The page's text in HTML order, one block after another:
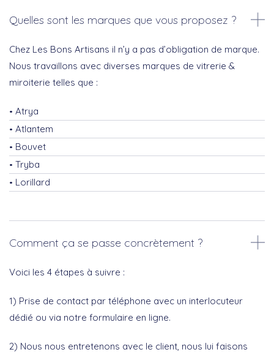
Quelles sont les marques que vous proposez ?
Chez Les Bons Artisans il n’y a pas d’obligation de marque.
Nous travaillons avec diverses marques de vitrerie &
miroiterie telles que :
Atrya
Atlantem
Bouvet
Tryba
Lorillard
Comment ça se passe concrètement ?
Voici les 4 étapes à suivre :
1) Prise de contact par téléphone avec un interlocuteur
dédié ou via notre formulaire en ligne.
2) Nous nous entretenons avec le client, nous lui faisons